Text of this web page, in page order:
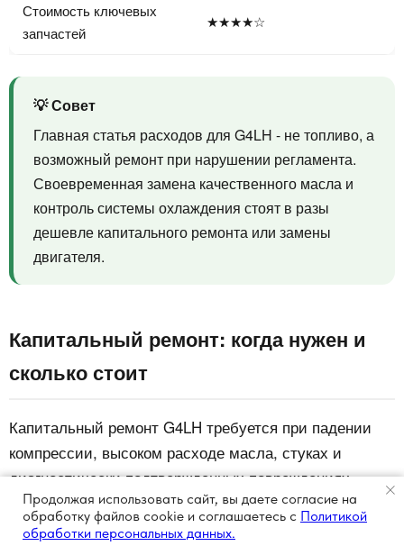
Стоимость ключевых
запчастей
★★★★☆
💡 Совет
Главная статья расходов для G4LH - не топливо, а
возможный ремонт при нарушении регламента.
Своевременная замена качественного масла и
контроль системы охлаждения стоят в разы
дешевле капитального ремонта или замены
двигателя.
Капитальный ремонт: когда нужен и
сколько стоит
Капитальный ремонт G4LH требуется при падении
компрессии, высоком расходе масла, стуках и
диагностически подтвержденных повреждениях
цилиндропоршневой группы.
Что обычно включает капремонт:
Продолжая использовать сайт, вы даете согласие на
обработку файлов cookie и соглашаетесь с Политикой
обработки персональных данных.